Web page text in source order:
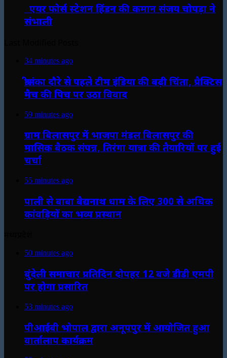
एयर फोर्स स्टेशन हिंडन की कमान संजय चोपड़ा ने
संभाली
34 minutes ago
श्रीलंका दौरे से पहले टीम इंडिया की बढ़ी चिंता, प्रैक्टिस
मैच की पिच पर उठा विवाद
59 minutes ago
ग्राम बिलासपुर में भाजपा मंडल बिलासपुर की
मासिक बैठक संपन्न, तिरंगा यात्रा की तैयारियों पर हुई
चर्चा
55 minutes ago
पाली से बाबा बैद्यनाथ धाम के लिए 300 से अधिक
कांवड़ियों का भव्य प्रस्थान
50 minutes ago
बुंदेली समाचार प्रतिदिन दोपहर 12 बजे डीडी एमपी
पर होगा प्रसारित
53 minutes ago
पीआईबी भोपाल द्वारा अनूपपुर में आयोजित हुआ
वार्तालाप कार्यक्रम